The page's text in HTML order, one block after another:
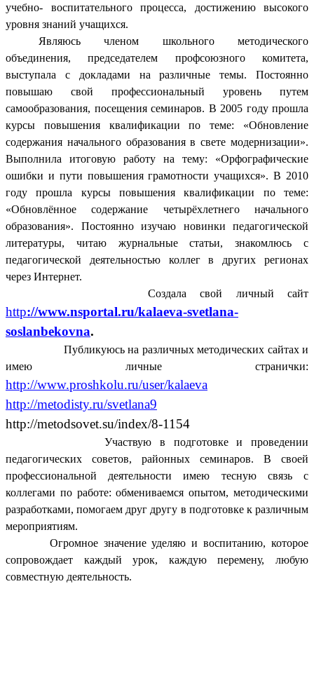
учебно- воспитательного процесса, достижению высокого
уровня знаний учащихся.
Являюсь членом школьного методического
объединения, председателем профсоюзного комитета,
выступала с докладами на различные темы. Постоянно
повышаю свой профессиональный уровень путем
самообразования, посещения семинаров. В 2005 году прошла
курсы повышения квалификации по теме: «Обновление
содержания начального образования в свете модернизации».
Выполнила итоговую работу на тему: «Орфографические
ошибки и пути повышения грамотности учащихся». В 2010
году прошла курсы повышения квалификации по теме:
«Обновлённое содержание четырёхлетнего начального
образования». Постоянно изучаю новинки педагогической
литературы, читаю журнальные статьи, знакомлюсь с
педагогической деятельностью коллег в других регионах
через Интернет.
Создала свой личный сайт
http://www.nsportal.ru/kalaeva-svetlana-
soslanbekovna.
Публикуюсь на различных методических сайтах и
имею личные странички:
http://www.proshkolu.ru/user/kalaeva
http://metodisty.ru/svetlana9
http://metodsovet.su/index/8-1154
Участвую в подготовке и проведении
педагогических советов, районных семинаров. В своей
профессиональной деятельности имею тесную связь с
коллегами по работе: обмениваемся опытом, методическими
разработками, помогаем друг другу в подготовке к различным
мероприятиям.
Огромное значение уделяю и воспитанию, которое
сопровождает каждый урок, каждую перемену, любую
совместную деятельность.